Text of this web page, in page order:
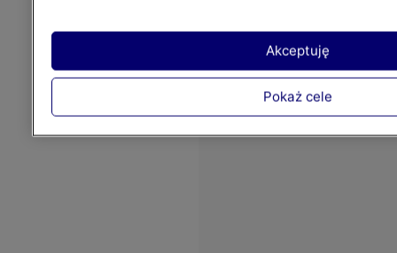
Pokaż cele
Akceptuję